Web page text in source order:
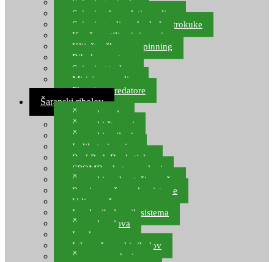
Spinning setovi
Spinning kompleti varalica
Spinning udice, dvokuke, trokuke
Kopče, vrtilice i ringovi
Kliješta, škare za spinning
Ribolov pastrve
Spinning torbe
Mirisi za varalice
Plovci za predatore
Šaranski ribolov
Šaranske role
Šaranski štapovi
Šaranski najloni
Indikatori ugriza
Rod Pod, Banksticks
SPOMB rakete, markeri
Šaranski podmetači, mreže
Pernice za šaranske sisteme
Udice za šarana, amura
Izrada ribolovnih sistema
Šaranska olova
Leadcore
Igle za šaranski ribolov
Špage, upredenice